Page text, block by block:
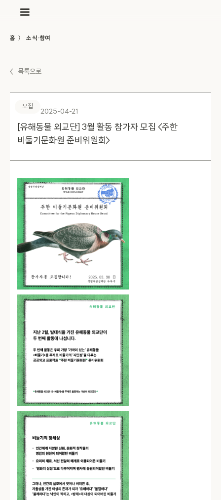
홈 〉 소식·참여
〈 목록으로
모집
2025-04-21
[유해동물 외교단] 3월 활동 참가자 모집 <주한
비둘기문화원 준비위원회>